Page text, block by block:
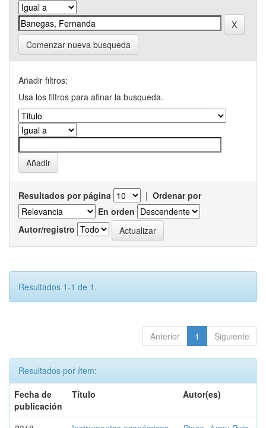
Comenzar nueva busqueda
Añadir filtros:
Usa los filtros para afinar la busqueda.
Resultados por página | Ordenar por
En orden
Autor/registro
Resultados 1-1 de 1.
Anterior 1 Siguiente
Resultados por ítem:
Fecha de
publicación
Título Autor(es)